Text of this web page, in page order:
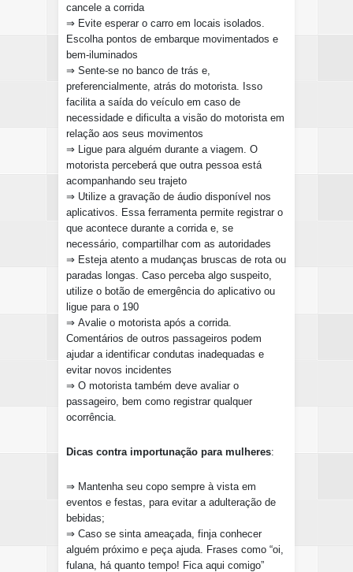
cancele a corrida
⇒ Evite esperar o carro em locais isolados.
Escolha pontos de embarque movimentados e
bem-iluminados
⇒ Sente-se no banco de trás e,
preferencialmente, atrás do motorista. Isso
facilita a saída do veículo em caso de
necessidade e dificulta a visão do motorista em
relação aos seus movimentos
⇒ Ligue para alguém durante a viagem. O
motorista perceberá que outra pessoa está
acompanhando seu trajeto
⇒ Utilize a gravação de áudio disponível nos
aplicativos. Essa ferramenta permite registrar o
que acontece durante a corrida e, se
necessário, compartilhar com as autoridades
⇒ Esteja atento a mudanças bruscas de rota ou
paradas longas. Caso perceba algo suspeito,
utilize o botão de emergência do aplicativo ou
ligue para o 190
⇒ Avalie o motorista após a corrida.
Comentários de outros passageiros podem
ajudar a identificar condutas inadequadas e
evitar novos incidentes
⇒ O motorista também deve avaliar o
passageiro, bem como registrar qualquer
ocorrência.
Dicas contra importunação para mulheres:
⇒ Mantenha seu copo sempre à vista em
eventos e festas, para evitar a adulteração de
bebidas;
⇒ Caso se sinta ameaçada, finja conhecer
alguém próximo e peça ajuda. Frases como “oi,
fulana, há quanto tempo! Fica aqui comigo”